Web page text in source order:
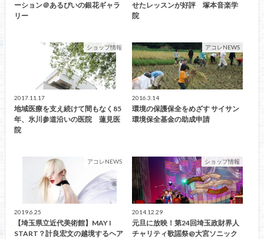
ーション＠あるぴいの銀花ギャラ
リー
せたレッスンが好評 塚本音楽学
院
ショップ情報
2017.11.17
地域医療を支え続けて間もなく85
年、氷川参道沿いの医院 蓮見医
院
アコレNEWS
2016.3.14
環境の保護保全をめざす サイサン
環境保全基金の助成申請
アコレNEWS
2019.6.25
【埼玉県立近代美術館】MAY I
START？計良宏文の越境するヘア
ショップ情報
2014.12.29
元旦に放映！第24回埼玉政財界人
チャリティ歌謡祭@大宮ソニック